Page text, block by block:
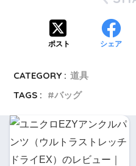
ポスト シェア
CATEGORY : 道具
TAGS :
バッグ